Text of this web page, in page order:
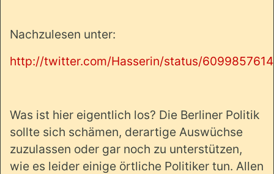
Nachzulesen unter:
http://twitter.com/Hasserin/status/6099857614
Was ist hier eigentlich los? Die Berliner Politik
sollte sich schämen, derartige Auswüchse
zuzulassen oder gar noch zu unterstützen,
wie es leider einige örtliche Politiker tun. Allen